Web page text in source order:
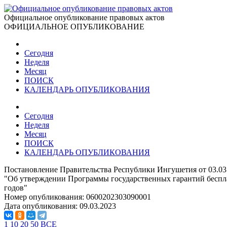
Официальное опубликование правовых актов
ОФИЦИАЛЬНОЕ ОПУБЛИКОВАНИЕ
Сегодня
Неделя
Месяц
ПОИСК
КАЛЕНДАРЬ ОПУБЛИКОВАНИЯ
Сегодня
Неделя
Месяц
ПОИСК
КАЛЕНДАРЬ ОПУБЛИКОВАНИЯ
Постановление Правительства Республики Ингушетия от
"Об утверждении Программы государственных гарантий
годов"
Номер опубликования: 0600202303090001
Дата опубликования: 09.03.2023
1 10 20 50 ВСЕ